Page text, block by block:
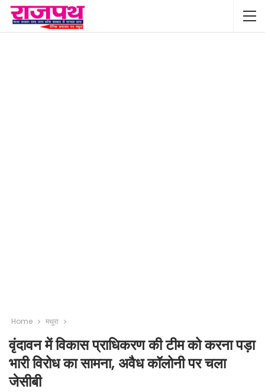
Home मथुरा
वृंदावन में विकास प्राधिकरण की टीम को करना पड़ा
भारी विरोध का सामना, अवैध कॉलोनी पर चला
जेसीबी